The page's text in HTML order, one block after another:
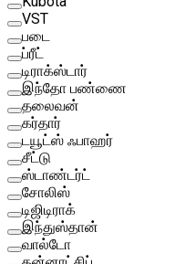
VST
படை
ப்ரீட்
டிராக்ஸ்டார்
இந்தோ பண்ணை
தலைவன்
கர்தார்
டயூட்ஸ் ஃபாஹர்
சீட்டு
ஸ்டாண்டர்ட்
சோலிஸ்
டிஜிடிராக்
இந்துஸ்தான்
வால்டோ